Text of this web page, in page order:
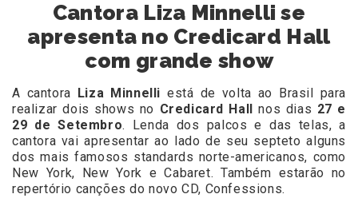
Cantora Liza Minnelli se
apresenta no Credicard Hall
com grande show
A cantora Liza Minnelli está de volta ao Brasil para
realizar dois shows no Credicard Hall nos dias 27 e
29 de Setembro. Lenda dos palcos e das telas, a
cantora vai apresentar ao lado de seu septeto alguns
dos mais famosos standards norte-americanos, como
New York, New York e Cabaret. Também estarão no
repertório canções do novo CD, Confessions.